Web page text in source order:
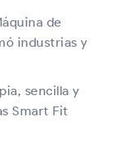
de
industrias y
sencilla y
Smart Fit